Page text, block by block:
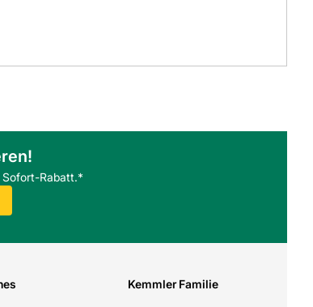
Sofort-Rabatt.*
Kemmler Familie